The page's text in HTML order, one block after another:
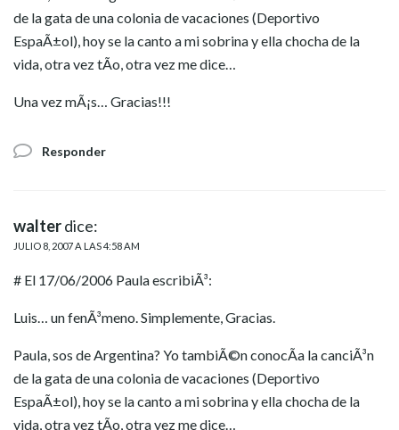
de la gata de una colonia de vacaciones (Deportivo
EspaÃ±ol), hoy se la canto a mi sobrina y ella chocha de la
vida, otra vez tÃ­o, otra vez me dice…
Una vez mÃ¡s… Gracias!!!
Responder
walterdice:
JULIO 8, 2007 A LAS 4:58 AM
# El 17/06/2006 Paula escribiÃ³:
Luis… un fenÃ³meno. Simplemente, Gracias.
Paula, sos de Argentina? Yo tambiÃ©n conocÃ­a la canciÃ³n
de la gata de una colonia de vacaciones (Deportivo
EspaÃ±ol), hoy se la canto a mi sobrina y ella chocha de la
vida, otra vez tÃ­o, otra vez me dice…